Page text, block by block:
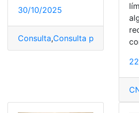
30/10/2025
Consulta,Consulta popular Mesa